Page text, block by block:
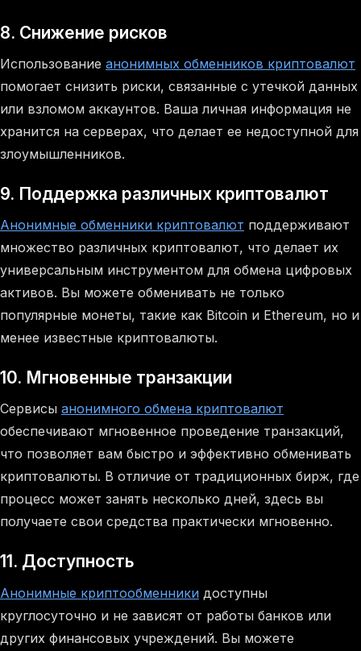
8. Снижение рисков
Использование анонимных обменников криптовалют
помогает снизить риски, связанные с утечкой данных
или взломом аккаунтов. Ваша личная информация не
хранится на серверах, что делает ее недоступной для
злоумышленников.
9. Поддержка различных криптовалют
Анонимные обменники криптовалют поддерживают
множество различных криптовалют, что делает их
универсальным инструментом для обмена цифровых
активов. Вы можете обменивать не только
популярные монеты, такие как Bitcoin и Ethereum, но и
менее известные криптовалюты.
10. Мгновенные транзакции
Сервисы анонимного обмена криптовалют
обеспечивают мгновенное проведение транзакций,
что позволяет вам быстро и эффективно обменивать
криптовалюты. В отличие от традиционных бирж, где
процесс может занять несколько дней, здесь вы
получаете свои средства практически мгновенно.
11. Доступность
Анонимные криптообменники доступны
круглосуточно и не зависят от работы банков или
других финансовых учреждений. Вы можете